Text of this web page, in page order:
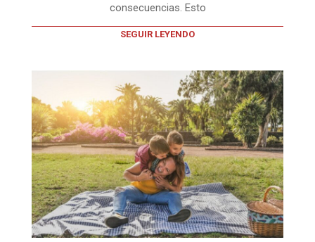
consecuencias. Esto
SEGUIR LEYENDO